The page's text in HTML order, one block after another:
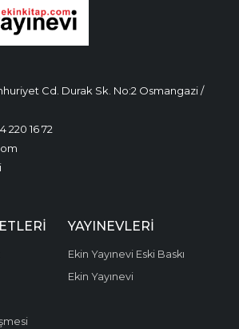
Cd. Durak Sk. No:2 Osmangazi /
220 16 72
YAYINEVLERI
Ekin Yayınevi Eski Baskı
Ekin Yayınevi